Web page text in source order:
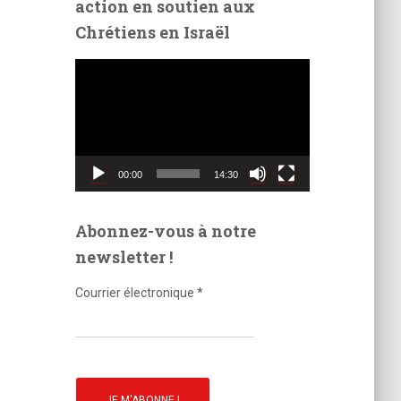
é
o
action en soutien aux
Chrétiens en Israël
é
o
00:00 14:30
Abonnez-vous à notre
newsletter !
Courrier électronique *